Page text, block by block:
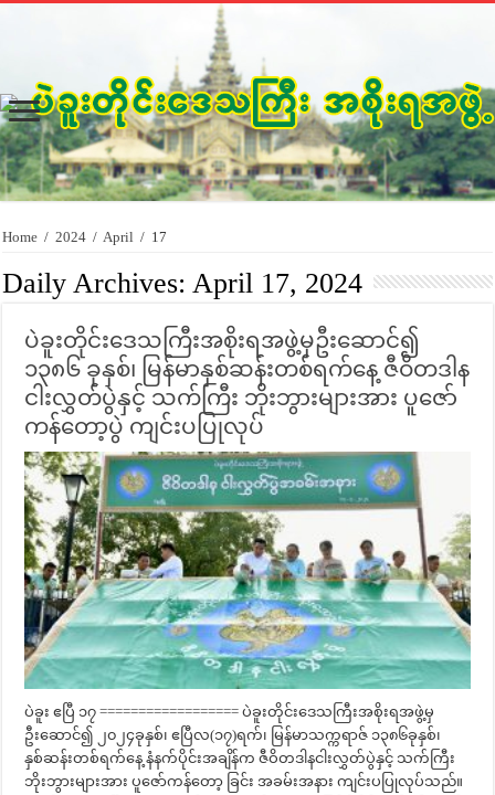
Home / 2024 / April / 17
Daily Archives:April 17, 2024
ပဲခူးတိုင်းဒေသကြီးအစိုးရအဖွဲ့မှဦးဆောင်၍
၁၃၈၆ ခုနှစ်၊ မြန်မာနှစ်ဆန်းတစ်ရက်နေ့ ဇီဝိတဒါန
ငါးလွှတ်ပွဲနှင့် သက်ကြီး ဘိုးဘွားများအား ပူဇော်
ကန်တော့ပွဲ ကျင်းပပြုလုပ်
ပဲခူး ဧပြီ ၁၇ ================== ပဲခူးတိုင်းဒေသကြီးအစိုးရအဖွဲ့မှ
ဦးဆောင်၍ ၂၀၂၄ခုနှစ်၊ ဧပြီလ(၁၇)ရက်၊ မြန်မာသက္ကရာဇ် ၁၃၈၆ခုနှစ်၊
နှစ်ဆန်းတစ်ရက်နေ့ နံနက်ပိုင်းအချိန်က ဇီဝိတဒါနငါးလွှတ်ပွဲနှင့် သက်ကြီး
ဘိုးဘွားများအား ပူဇော်ကန်တော့ ခြင်း အခမ်းအနား ကျင်းပပြုလုပ်သည်။